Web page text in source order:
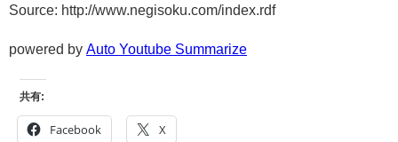
Source: http://www.negisoku.com/index.rdf
powered by Auto Youtube Summarize
共有:
Facebook X